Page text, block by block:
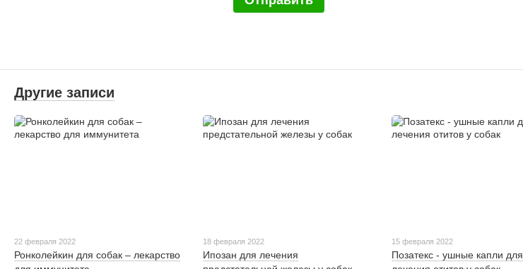
Другие записи
22 февраля 2022
Ронколейкин для собак – лекарство
18 февраля 2022
Ипозан для лечения
15 февраля 2022
Позатекс - ушные капли для